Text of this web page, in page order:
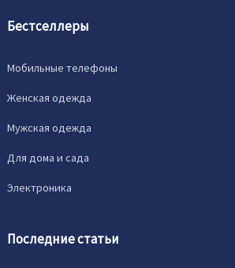
Бестселлеры
Мобильные телефоны
Женская одежда
Мужская одежда
Для дома и сада
Электроника
Последние статьи